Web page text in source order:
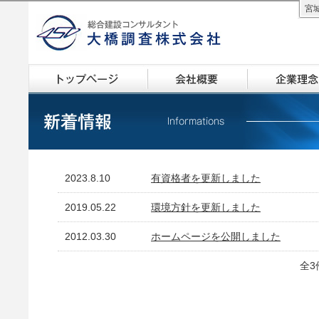
大橋調査株式会社
宮
2023.8.10 有資格者を更新しました
2019.05.22 環境方針を更新しました
2012.03.30 ホームページを公開しました
全3